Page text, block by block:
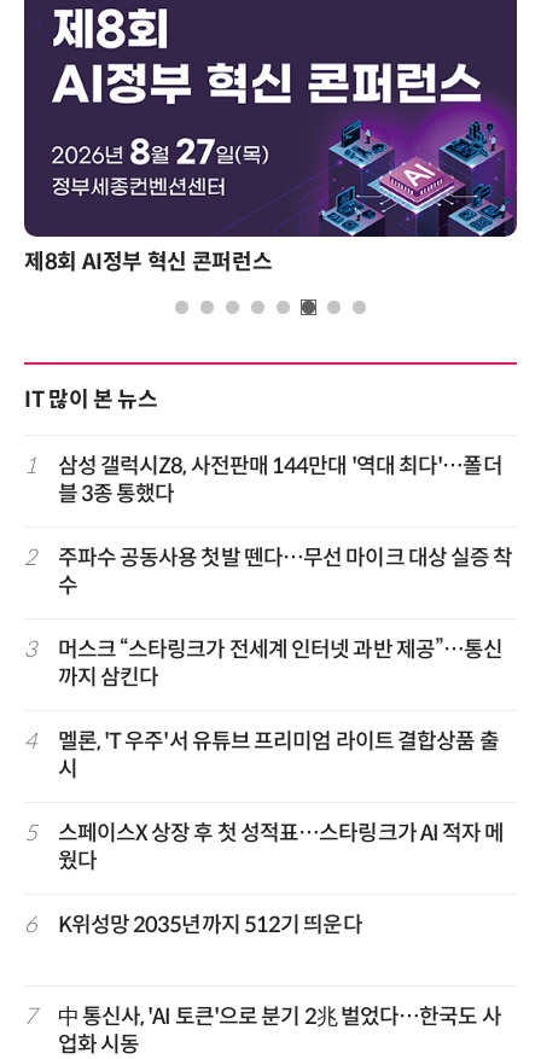
제8회 AI정부 혁신 콘퍼런스
IT 많이 본 뉴스
1
삼성 갤럭시Z8, 사전판매 144만대 '역대 최다'…폴더
블 3종 통했다
2
주파수 공동사용 첫발 뗀다…무선 마이크 대상 실증 착
수
3
머스크 “스타링크가 전세계 인터넷 과반 제공”…통신
까지 삼킨다
4
멜론, 'T 우주'서 유튜브 프리미엄 라이트 결합상품 출
시
5
스페이스X 상장 후 첫 성적표…스타링크가 AI 적자 메
웠다
6 K위성망 2035년까지 512기 띄운다
7
中 통신사, 'AI 토큰'으로 분기 2兆 벌었다…한국도 사
업화 시동